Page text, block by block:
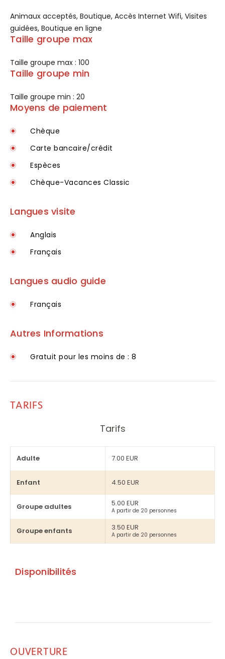
Animaux acceptés, Boutique, Accès Internet Wifi, Visites
guidées, Boutique en ligne
Taille groupe max
Taille groupe max : 100
Taille groupe min
Taille groupe min : 20
Moyens de paiement
Chèque
Carte bancaire/crédit
Espèces
Chèque-Vacances Classic
Langues visite
Anglais
Français
Langues audio guide
Français
Autres Informations
Gratuit pour les moins de : 8
TARIFS
Tarifs
Adulte 7.00 EUR
Enfant 4.50 EUR
Groupe adultes 5.00 EUR
A partir de 20 personnes
Groupe enfants 3.50 EUR
A partir de 20 personnes
Disponibilités
OUVERTURE